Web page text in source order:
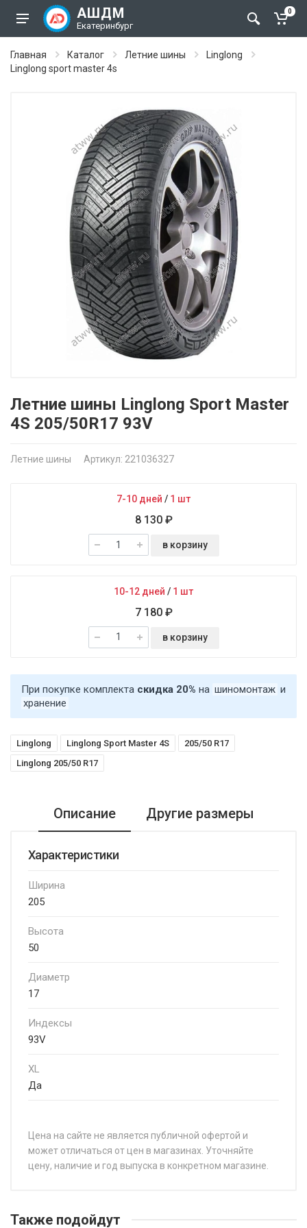
АШДМ
Екатеринбург
0
Главная Каталог Летние шины
Linglong
Linglong sport master 4s
Летние шины Linglong Sport Master
4S 205/50R17 93V
Летние шины Артикул: 221036327
7-10 дней / 1 шт
8 130 ₽
в корзину
10-12 дней / 1 шт
7 180 ₽
в корзину
При покупке комплекта скидка 20% на шиномонтаж и
хранение
Linglong Linglong Sport Master 4S
205/50 R17
Linglong 205/50 R17
Описание Другие размеры
Характеристики
Ширина
205
Высота
50
Диаметр
17
Индексы
93V
XL
Да
Цена на сайте не является публичной офертой и
может отличаться от цен в магазинах. Уточняйте
цену, наличие и год выпуска в конкретном магазине.
Linglong Sport Master 4S 185/55R15 82H
Также подойдут